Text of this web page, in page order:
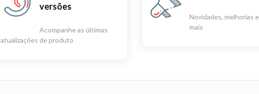
versões
Acompanhe as últimas
atualizações de produto
Novidades, melhorias e
mais